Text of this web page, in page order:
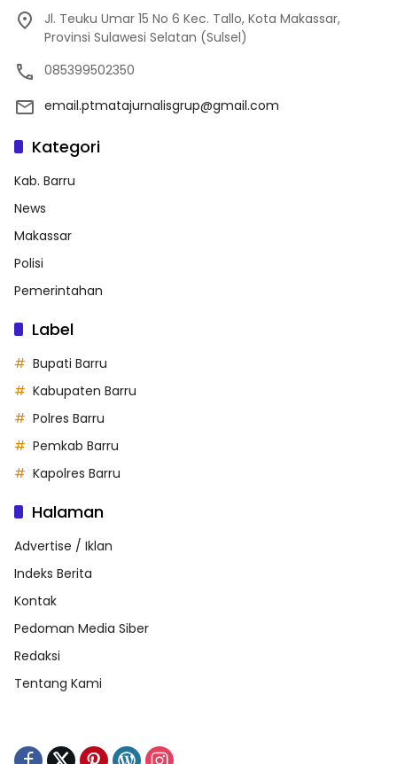
Jl. Teuku Umar 15 No 6 Kec. Tallo, Kota Makassar,
Provinsi Sulawesi Selatan (Sulsel)
085399502350
email.ptmatajurnalisgrup@gmail.com
Kategori
Kab. Barru
News
Makassar
Polisi
Pemerintahan
Label
Bupati Barru
Kabupaten Barru
Polres Barru
Pemkab Barru
Kapolres Barru
Halaman
Advertise / Iklan
Indeks Berita
Kontak
Pedoman Media Siber
Redaksi
Tentang Kami